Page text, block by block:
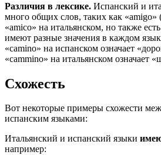
Различия в лексике. Испанский и
много общих слов, таких как «amigo»
«amico» на итальянском, но также
имеют разные значения в каждом
«camino» на испанском означает
«cammino» на итальянском означает
Схожесть
Вот некоторые примеры схожести
испанским языками:
Итальянский и испанский языки
например: